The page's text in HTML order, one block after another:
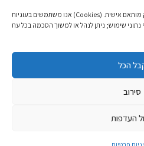
אנו משתמשים בעוגיות (Cookies) לצורך הפעלת האתר, ניתוח ושיווק מותאם אישית.
הכל
סירוב
העדפות
14 Ibn Gabirol Street,